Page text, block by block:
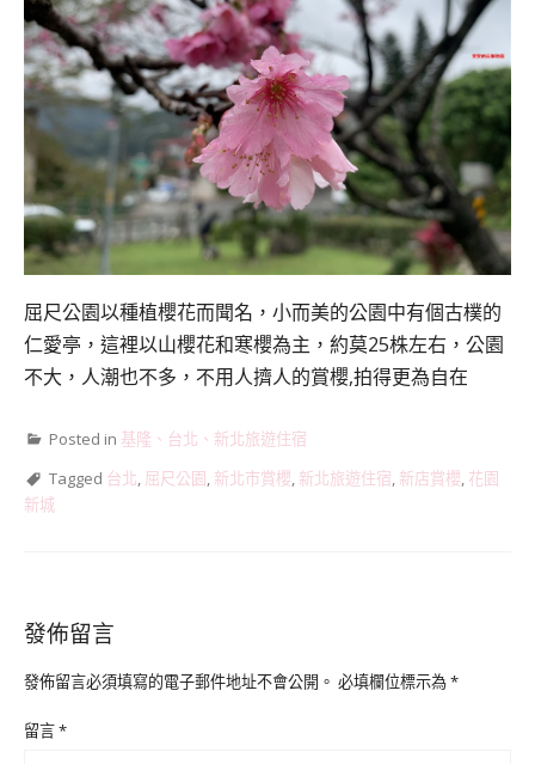
屈尺公園以種植櫻花而聞名，小而美的公園中有個古樸的
仁愛亭， 這裡以山櫻花和寒櫻為主，約莫25株左右， 公園
不大，人潮也不多， 不用人擠人的賞櫻,拍得更為自在
Posted in 基隆、台北、新北旅遊住宿
Tagged 台北, 屈尺公園, 新北市賞櫻, 新北旅遊住宿, 新店賞櫻, 花園
新城
發佈留言
發佈留言必須填寫的電子郵件地址不會公開。 必填欄位標示為*
留言*